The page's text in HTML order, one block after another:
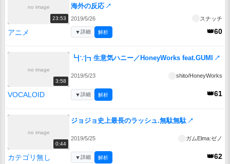
no image
23:53
海外の反応 ↗
2019/5/26 スナッチ
アニメ 👑60
▼詳細 解析
no image
3:58
┗|∵|┓生意気ハニー／HoneyWorks feat.GUMI ↗
2019/5/23 shito/HoneyWorks
VOCALOID 👑61
▼詳細 解析
no image
0:44
ジョジョ史上最長のラッシュ.無駄無駄 ↗
2019/5/25 ガムΕlma:ゼノ
カテゴリ無し 👑62
▼詳細 解析